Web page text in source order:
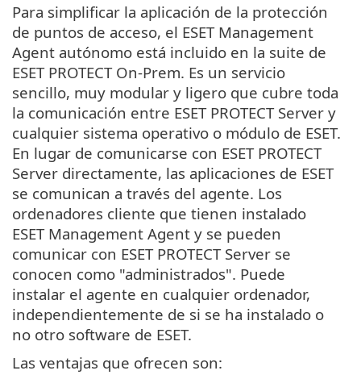
Para simplificar la aplicación de la protección
de puntos de acceso, el ESET Management
Agent autónomo está incluido en la suite de
ESET PROTECT On-Prem. Es un servicio
sencillo, muy modular y ligero que cubre toda
la comunicación entre ESET PROTECT Server y
cualquier sistema operativo o módulo de ESET.
En lugar de comunicarse con ESET PROTECT
Server directamente, las aplicaciones de ESET
se comunican a través del agente. Los
ordenadores cliente que tienen instalado
ESET Management Agent y se pueden
comunicar con ESET PROTECT Server se
conocen como "administrados". Puede
instalar el agente en cualquier ordenador,
independientemente de si se ha instalado o
no otro software de ESET.
Las ventajas que ofrecen son: